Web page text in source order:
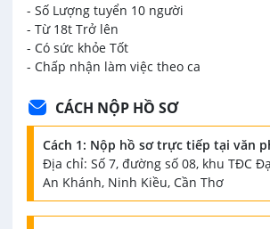
- Số Lượng tuyển 10 người
- Từ 18t Trở lên
- Có sức khỏe Tốt
- Chấp nhận làm việc theo ca
CÁCH NỘP HỒ SƠ
Cách 1: Nộp hồ sơ trực tiếp tại văn
Địa chỉ: Số 7, đường số 08, khu TĐC
An Khánh, Ninh Kiều, Cần Thơ